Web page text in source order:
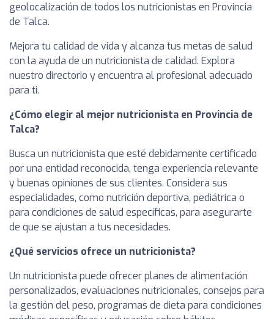
geolocalización de todos los nutricionistas en Provincia
de Talca.
Mejora tu calidad de vida y alcanza tus metas de salud
con la ayuda de un nutricionista de calidad. Explora
nuestro directorio y encuentra al profesional adecuado
para ti.
¿Cómo elegir al mejor nutricionista en Provincia de
Talca?
Busca un nutricionista que esté debidamente certificado
por una entidad reconocida, tenga experiencia relevante
y buenas opiniones de sus clientes. Considera sus
especialidades, como nutrición deportiva, pediátrica o
para condiciones de salud específicas, para asegurarte
de que se ajustan a tus necesidades.
¿Qué servicios ofrece un nutricionista?
Un nutricionista puede ofrecer planes de alimentación
personalizados, evaluaciones nutricionales, consejos para
la gestión del peso, programas de dieta para condiciones